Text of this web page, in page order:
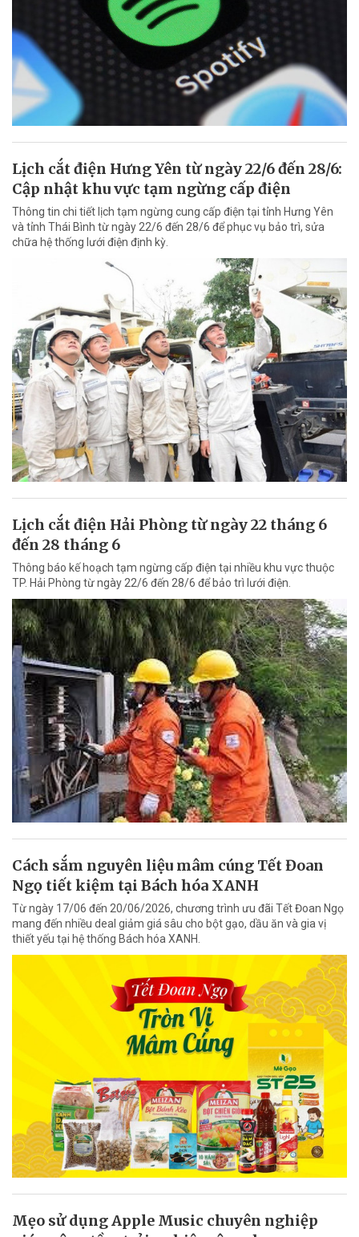
Lịch cắt điện Hưng Yên từ ngày 22/6 đến 28/6:
Cập nhật khu vực tạm ngừng cấp điện
Thông tin chi tiết lịch tạm ngừng cung cấp điện tại tỉnh Hưng Yên
và tỉnh Thái Bình từ ngày 22/6 đến 28/6 để phục vụ bảo trì, sửa
chữa hệ thống lưới điện định kỳ.
Lịch cắt điện Hải Phòng từ ngày 22 tháng 6
đến 28 tháng 6
Thông báo kế hoạch tạm ngừng cấp điện tại nhiều khu vực thuộc
TP. Hải Phòng từ ngày 22/6 đến 28/6 để bảo trì lưới điện.
Cách sắm nguyên liệu mâm cúng Tết Đoan
Ngọ tiết kiệm tại Bách hóa XANH
Từ ngày 17/06 đến 20/06/2026, chương trình ưu đãi Tết Đoan Ngọ
mang đến nhiều deal giảm giá sâu cho bột gạo, dầu ăn và gia vị
thiết yếu tại hệ thống Bách hóa XANH.
Mẹo sử dụng Apple Music chuyên nghiệp